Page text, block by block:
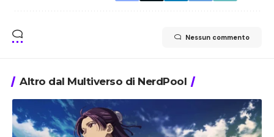
Nessun commento
Altro dal Multiverso di NerdPool